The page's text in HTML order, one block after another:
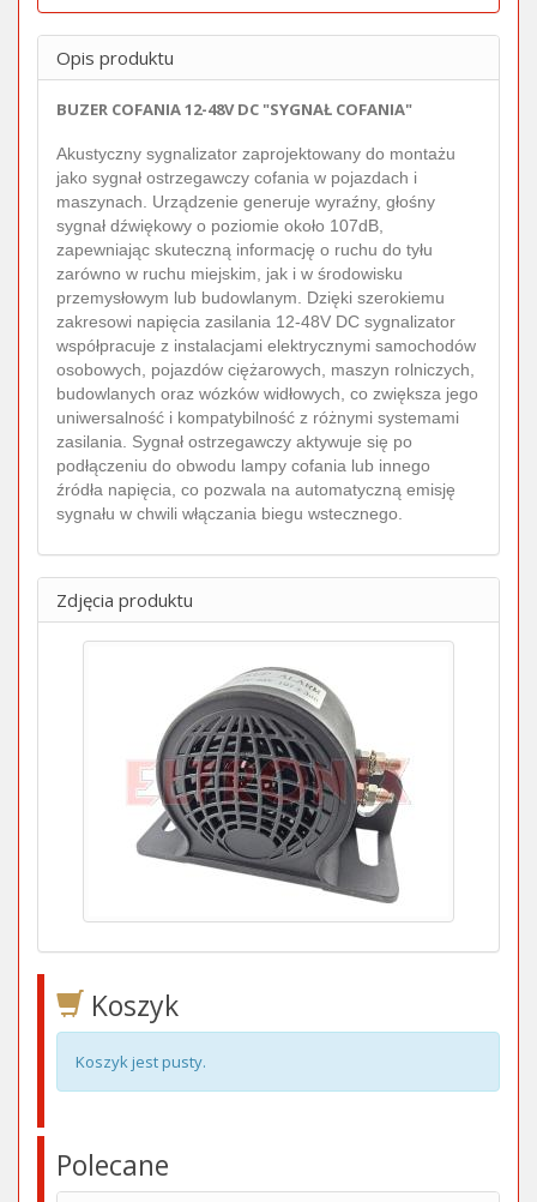
Opis produktu
BUZER COFANIA 12-48V DC "SYGNAŁ COFANIA"
Akustyczny sygnalizator zaprojektowany do montażu
jako sygnał ostrzegawczy cofania w pojazdach i
maszynach. Urządzenie generuje wyraźny, głośny
sygnał dźwiękowy o poziomie około 107dB,
zapewniając skuteczną informację o ruchu do tyłu
zarówno w ruchu miejskim, jak i w środowisku
przemysłowym lub budowlanym. Dzięki szerokiemu
zakresowi napięcia zasilania 12-48V DC sygnalizator
współpracuje z instalacjami elektrycznymi samochodów
osobowych, pojazdów ciężarowych, maszyn rolniczych,
budowlanych oraz wózków widłowych, co zwiększa jego
uniwersalność i kompatybilność z różnymi systemami
zasilania. Sygnał ostrzegawczy aktywuje się po
podłączeniu do obwodu lampy cofania lub innego
źródła napięcia, co pozwala na automatyczną emisję
sygnału w chwili włączania biegu wstecznego.
Zdjęcia produktu
Koszyk
Koszyk jest pusty.
Polecane